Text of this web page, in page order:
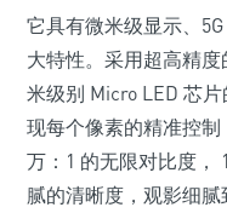
它具有微米级显示、
大特性。采用超高精
米级别 Micro LED 芯
现每个像素的精准控制
万：1 的无限对比度，
腻的清晰度，观影细